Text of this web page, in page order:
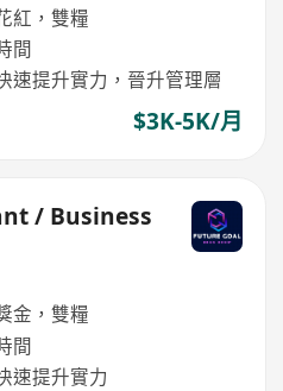
紅，雙糧
間
速提升實力，晉升管理層
$3K-5K/月
/ Business
金，雙糧
間
速提升實力